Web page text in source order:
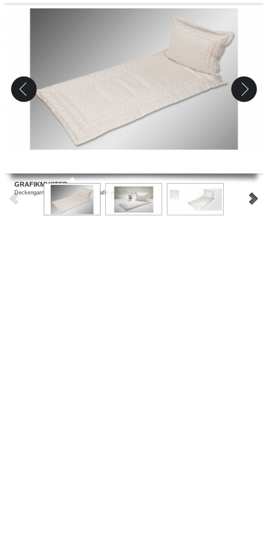
GRAFIKMUSTER
Deckengarnitur mit feiner Würfelgrafik in hellbeige